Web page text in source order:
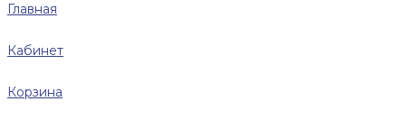
Главная
Кабинет
Корзина